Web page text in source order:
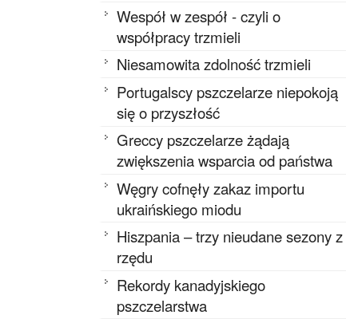
Wespół w zespół - czyli o
współpracy trzmieli
Niesamowita zdolność trzmieli
Portugalscy pszczelarze niepokoją
się o przyszłość
Greccy pszczelarze żądają
zwiększenia wsparcia od państwa
Węgry cofnęły zakaz importu
ukraińskiego miodu
Hiszpania – trzy nieudane sezony z
rzędu
Rekordy kanadyjskiego
pszczelarstwa